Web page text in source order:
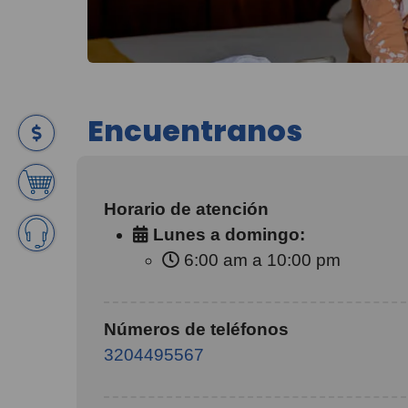
Encuentranos
Horario de atención
Lunes a domingo:
6:00 am a 10:00 pm
Números de teléfonos
3204495567